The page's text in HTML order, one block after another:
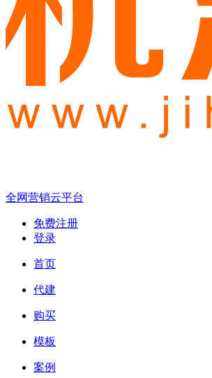
全网营销云平台
免费注册
登录
首页
代建
购买
模板
案例